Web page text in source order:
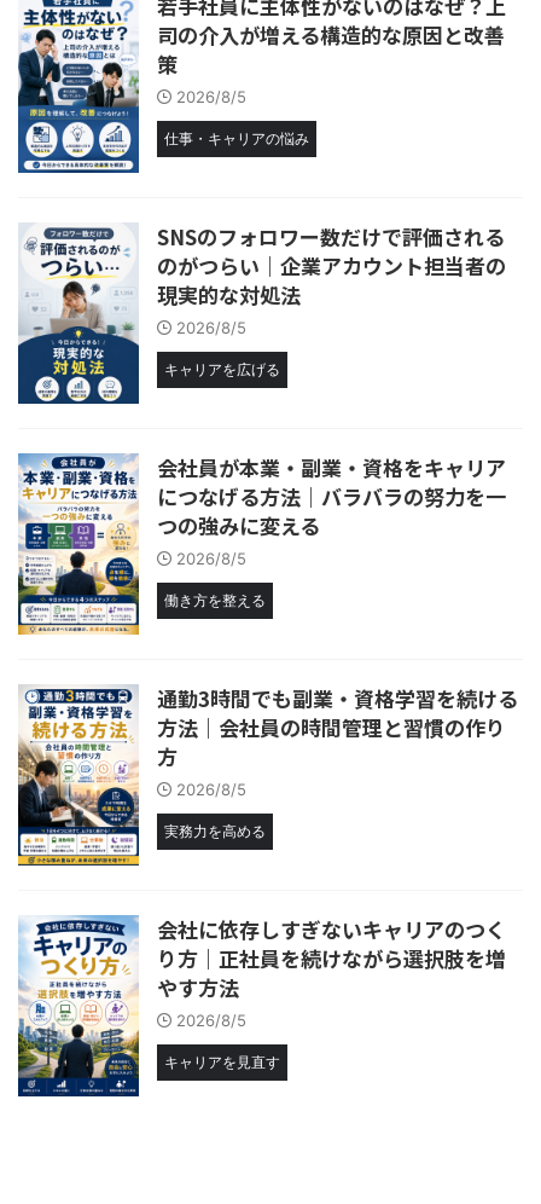
司の介入が増える構造的な原因と改善
策
2026/8/5
仕事・キャリアの悩み
SNSのフォロワー数だけで評価される
のがつらい｜企業アカウント担当者の
現実的な対処法
2026/8/5
キャリアを広げる
会社員が本業・副業・資格をキャリア
につなげる方法｜バラバラの努力を一
つの強みに変える
2026/8/5
働き方を整える
通勤3時間でも副業・資格学習を続ける
方法｜会社員の時間管理と習慣の作り
方
2026/8/5
実務力を高める
会社に依存しすぎないキャリアのつく
り方｜正社員を続けながら選択肢を増
やす方法
2026/8/5
キャリアを見直す